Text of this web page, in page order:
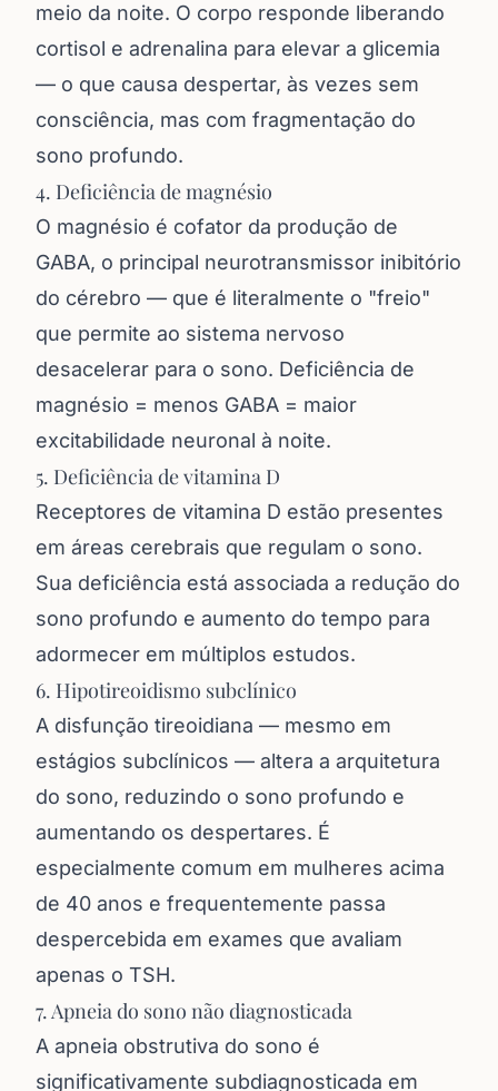
meio da noite. O corpo responde liberando
cortisol e adrenalina para elevar a glicemia
— o que causa despertar, às vezes sem
consciência, mas com fragmentação do
sono profundo.
4. Deficiência de magnésio
O magnésio é cofator da produção de
GABA, o principal neurotransmissor inibitório
do cérebro — que é literalmente o "freio"
que permite ao sistema nervoso
desacelerar para o sono. Deficiência de
magnésio = menos GABA = maior
excitabilidade neuronal à noite.
5. Deficiência de vitamina D
Receptores de vitamina D estão presentes
em áreas cerebrais que regulam o sono.
Sua deficiência está associada a redução do
sono profundo e aumento do tempo para
adormecer em múltiplos estudos.
6. Hipotireoidismo subclínico
A disfunção tireoidiana — mesmo em
estágios subclínicos — altera a arquitetura
do sono, reduzindo o sono profundo e
aumentando os despertares. É
especialmente comum em mulheres acima
de 40 anos e frequentemente passa
despercebida em exames que avaliam
apenas o TSH.
7. Apneia do sono não diagnosticada
A apneia obstrutiva do sono é
significativamente subdiagnosticada em